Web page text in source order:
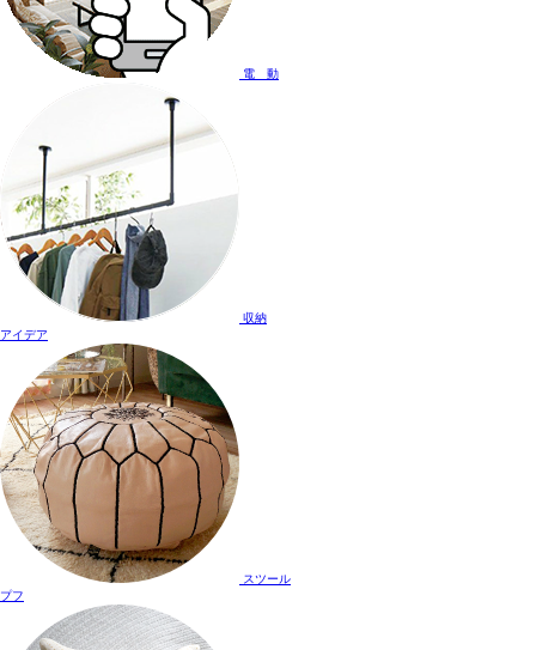
電 動
収納
アイデア
スツール
プフ